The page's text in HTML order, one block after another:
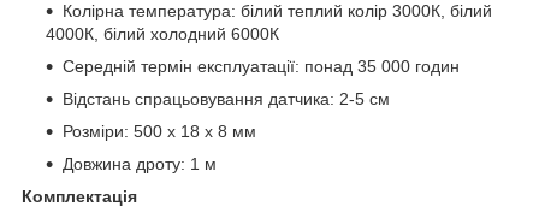
Колірна температура: білий теплий колір 3000К, білий
4000К, білий холодний 6000К
Середній термін експлуатації: понад 35 000 годин
Відстань спрацьовування датчика: 2-5 см
Розміри: 500 х 18 х 8 мм
Довжина дроту: 1 м
Комплектація